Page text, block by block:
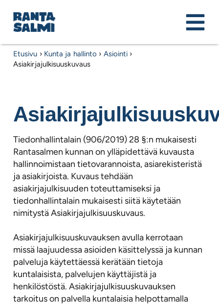
Etusivu › Kunta ja hallinto › Asiointi ›
Asiakirjajulkisuuskuvaus
Tiedonhallintalain (906/2019) 28 §:n mukaisesti
Rantasalmen kunnan on ylläpidettävä kuvausta
hallinnoimistaan tietovarannoista, asiarekisteristä
ja asiakirjoista. Kuvaus tehdään
asiakirjajulkisuuden toteuttamiseksi ja
tiedonhallintalain mukaisesti siitä käytetään
nimitystä Asiakirjajulkisuuskuvaus.
Asiakirjajulkisuuskuvauksen avulla kerrotaan
missä laajuudessa asioiden käsittelyssä ja kunnan
palveluja käytettäessä kerätään tietoja
kuntalaisista, palvelujen käyttäjistä ja
henkilöstöstä. Asiakirjajulkisuuskuvauksen
tarkoitus on palvella kuntalaisia helpottamalla